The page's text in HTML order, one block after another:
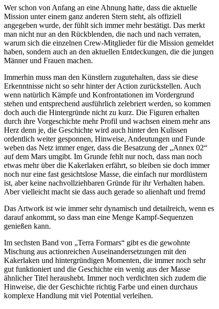
Wer schon von Anfang an eine Ahnung hatte, dass die aktuelle
Mission unter einem ganz anderen Stern steht, als offiziell
angegeben wurde, der fühlt sich immer mehr bestätigt. Das merkt
man nicht nur an den Rückblenden, die nach und nach verraten,
warum sich die einzelnen Crew-Mitglieder für die Mission gemeldet
haben, sondern auch an den aktuellen Entdeckungen, die die jungen
Männer und Frauen machen.
Immerhin muss man den Künstlern zugutehalten, dass sie diese
Erkenntnisse nicht so sehr hinter der Action zurückstellen. Auch
wenn natürlich Kämpfe und Konfrontationen im Vordergrund
stehen und entsprechend ausführlich zelebriert werden, so kommen
doch auch die Hintergründe nicht zu kurz. Die Figuren erhalten
durch ihre Vorgeschichte mehr Profil und wachsen einem mehr ans
Herz denn je, die Geschichte wird auch hinter den Kulissen
ordentlich weiter gesponnen, Hinweise, Andeutungen und Funde
weben das Netz immer enger, dass die Besatzung der „Annex 02“
auf dem Mars umgibt. Im Grunde fehlt nur noch, dass man noch
etwas mehr über die Kakerlaken erfährt, so bleiben sie doch immer
noch nur eine fast gesichtslose Masse, die einfach nur mordlüstern
ist, aber keine nachvollziehbaren Gründe für ihr Verhalten haben.
Aber vielleicht macht sie dass auch gerade so alienhaft und fremd
Das Artwork ist wie immer sehr dynamisch und detailreich, wenn es
darauf ankommt, so dass man eine Menge Kampf-Sequenzen
genießen kann.
Im sechsten Band von „Terra Formars“ gibt es die gewohnte
Mischung aus actionreichen Auseinandersetzungen mit den
Kakerlaken und hintergründigen Momenten, die immer noch sehr
gut funktioniert und die Geschichte ein wenig aus der Masse
ähnlicher Titel heraushebt. Immer noch verdichten sich zudem die
Hinweise, die der Geschichte richtig Farbe und einen durchaus
komplexe Handlung mit viel Potential verleihen.